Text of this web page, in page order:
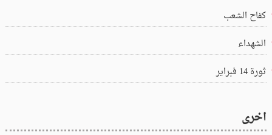
كفاح الشعب
الشهداء
ثورة 14 فبراير
اخرى